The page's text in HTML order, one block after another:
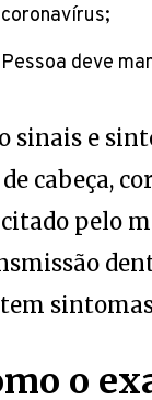
coronavírus;
Pessoa deve
sinais e
cabeça,
pelo
o